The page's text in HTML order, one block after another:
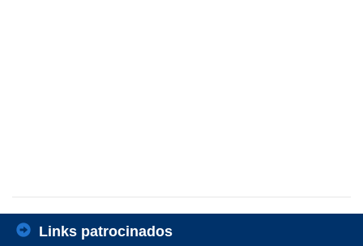
Links patrocinados